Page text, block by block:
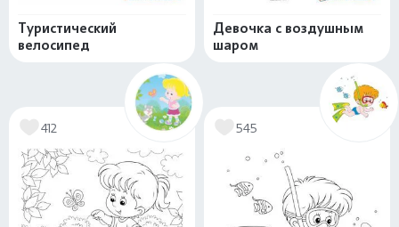
Туристический
велосипед
Девочка с воздушным
шаром
412 545